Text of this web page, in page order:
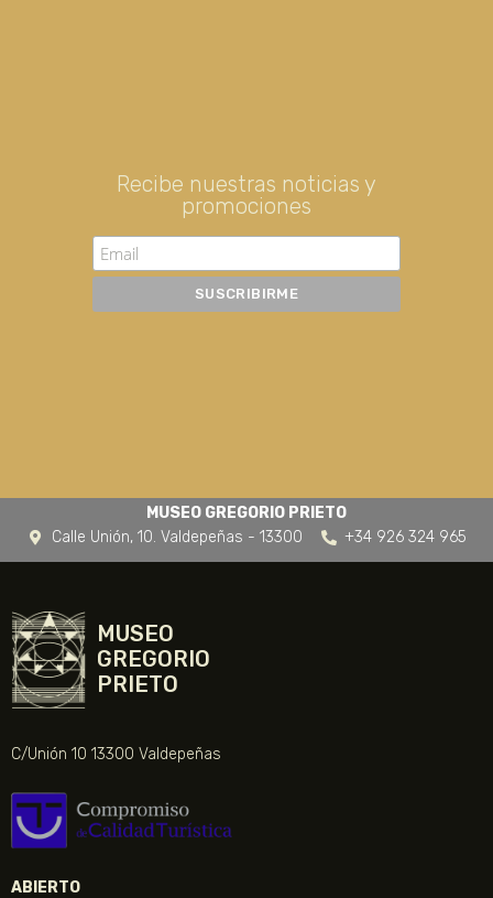
Recibe nuestras noticias y
promociones
MUSEO GREGORIO PRIETO
Calle Unión, 10. Valdepeñas - 13300
+34 926 324 965
MUSEO
GREGORIO
PRIETO
C/Unión 10 13300 Valdepeñas
ABIERTO